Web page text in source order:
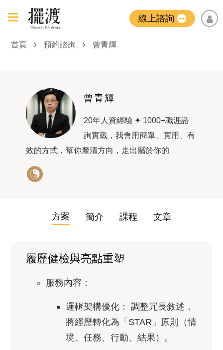
線上諮詢
首頁 預約諮詢 曾青輝
曾青輝
20年人資經驗 ✦ 1000+職涯諮
詢實戰，我會用簡單、實用、有
效的方式，幫你釐清方向，走出屬於你的
方案 簡介 課程 文章
履歷健檢與亮點重塑
服務內容：
邏輯架構優化：
調整冗長敘述，
將經歷轉化為「STAR」原則（情
境、任務、行動、結果）。